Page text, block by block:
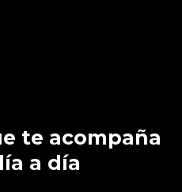
a día